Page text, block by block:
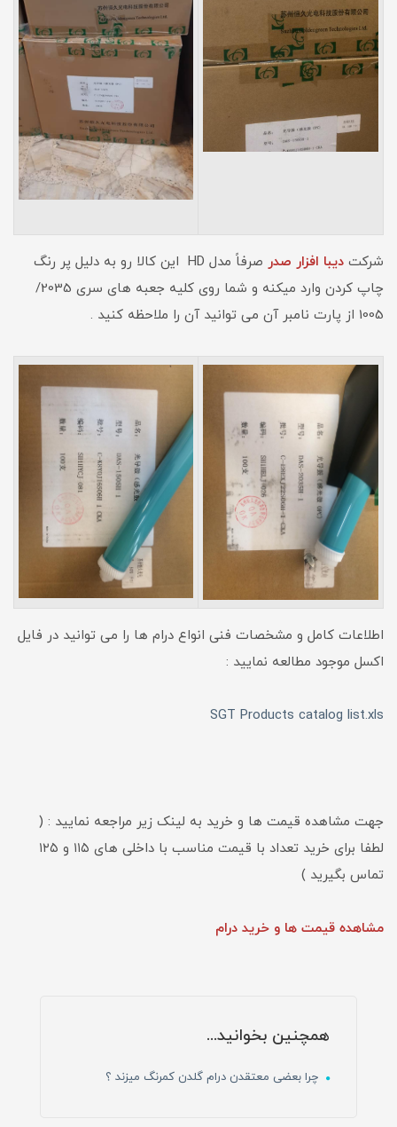
شرکت دیبا افزار صدر
صرفاً مدل HD این کالا رو به دلیل پر رنگ
چاپ کردن وارد میکنه و شما روی کلیه جعبه های سری 2035/
1005 از پارت نامبر آن می توانید آن را ملاحظه کنید .
اطلاعات کامل و مشخصات فنی انواع درام ها را می توانید در فایل
اکسل موجود مطالعه نمایید :
SGT Products catalog list.xls
جهت مشاهده قیمت ها و خرید به لینک زیر مراجعه نمایید : (
لطفا برای خرید تعداد با قیمت مناسب با داخلی های ۱۱۵ و ۱۲۵
تماس بگیرید )
مشاهده قیمت ها و خرید درام
همچنین بخوانید...
چرا بعضی معتقدن درام گلدن کمرنگ میزند ؟